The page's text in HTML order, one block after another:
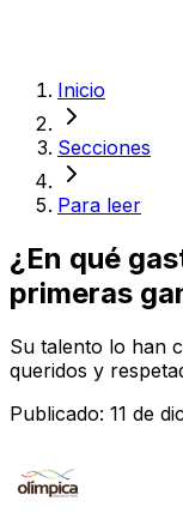
Inicio
Secciones
Para leer
¿En qué
primeras
Su talento lo han
queridos y
Publicado: 11 de